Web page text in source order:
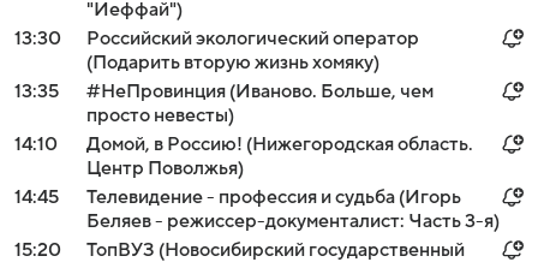
"Иеффай")
13:30
Российский экологический оператор
(Подарить вторую жизнь хомяку)
13:35
#НеПровинция (Иваново. Больше, чем
просто невесты)
14:10
Домой, в Россию! (Нижегородская область.
Центр Поволжья)
14:45
Телевидение - профессия и судьба (Игорь
Беляев - режиссер-документалист: Часть 3-я)
15:20
ТопВУЗ (Новосибирский государственный